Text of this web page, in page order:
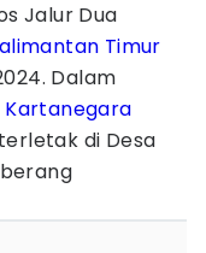
Jalur Dua
Timur
Dalam
Kartanegara
di Desa